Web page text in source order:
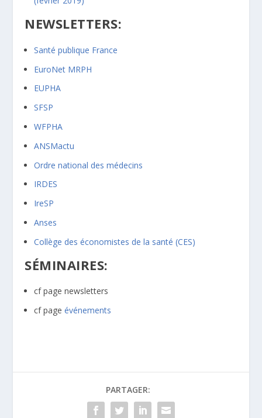
NEWSLETTERS:
Santé publique France
EuroNet MRPH
EUPHA
SFSP
WFPHA
ANSMactu
Ordre national des médecins
IRDES
IreSP
Anses
Collège des économistes de la santé (CES)
SÉMINAIRES:
cf page newsletters
cf pageévénements
PARTAGER: